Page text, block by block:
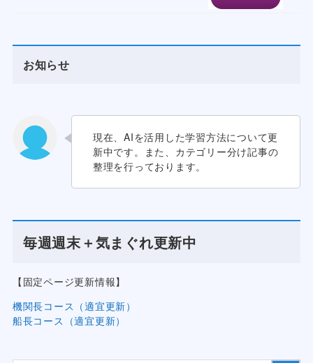
お知らせ
現在、AIを活用した学習方法について更
新中です。また、カテゴリー分け記事の
整理を行っております。
毎週週末＋気まぐれ更新中
【固定ページ更新情報】
機関長コース（適宜更新）
船長コース（適宜更新）